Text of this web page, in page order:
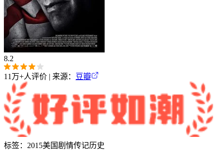
8.2
11万+人评价 | 来源： 豆瓣
标签： 2015美国 剧情传记历史